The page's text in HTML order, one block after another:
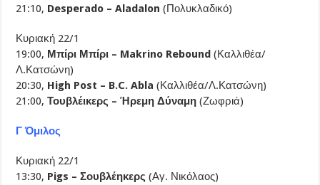
21:10, Desperado – Aladalon(Πολυκλαδικό)
Κυριακή 22/1
19:00, Μπίρι Μπίρι – Makrino Rebound (Καλλιθέα/
Λ.Κατσώνη)
20:30, High Post – B.C. Abla(Καλλιθέα/Λ.Κατσώνη)
21:00,Τουβλέικερς – Ήρεμη Δύναμη(Ζωφριά)
Γ Όμιλος
Κυριακή 22/1
13:30, Pigs – Σουβλέηκερς (Αγ. Νικόλαος)